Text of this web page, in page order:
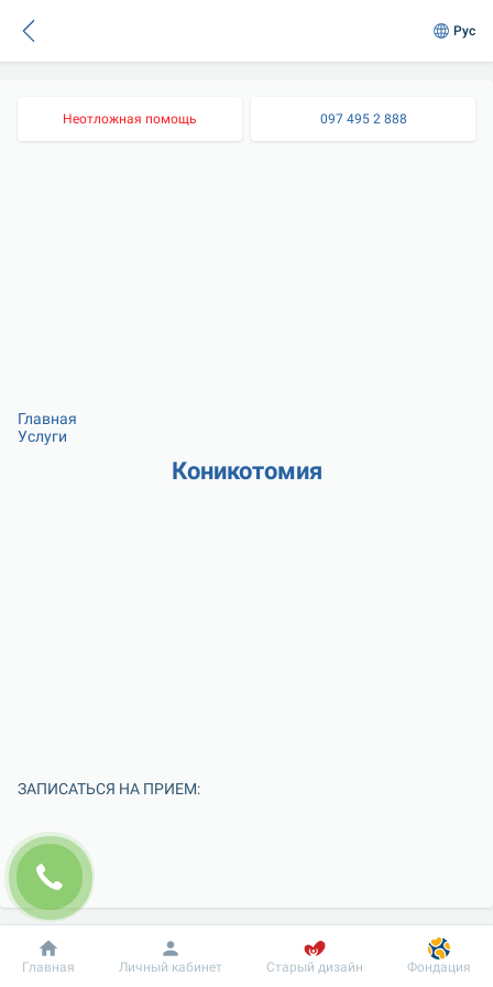
Рус
Неотложная помощь 097 495 2 888
Главная
Услуги
Коникотомия
ЗАПИСАТЬСЯ НА ПРИЕМ:
Добробут Информация Пациенту
Главная Личный кабинет Старый дизайн Фондация